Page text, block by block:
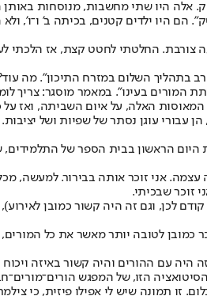
אלה היו שתי מחשבות, מנוסחות
היו ילדים קטנים, בכיתה ב' ו־ו',
לכיתה א'? אני זוכר בבירור תוגה צורבת. החלטתי
בתהליך השלום במזרח התיכון". מה
המורים בעינו". במאמר מוסגר: צריך
עוגן נסתר של שפיות ושל
היום הראשון בבית הספר של
אני זוכר אותה בבירור. למעשה,
זוכר שבכיתי.
לכן, וגם זה היה קשור כמובן
כמובן לטובה יותר מאשר את כל
עם ההורים והיה קשור באיזה
הזו, של המפגש
זו תמונה שיש לי אפילו פיזית, כי